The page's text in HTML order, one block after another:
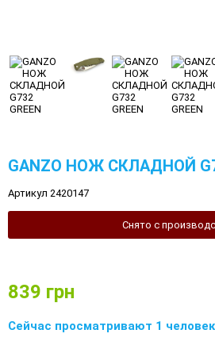
GANZO НОЖ СКЛАДНОЙ
Артикул 2420147
Снято с
839 грн
Сейчас просматривают 1 человек